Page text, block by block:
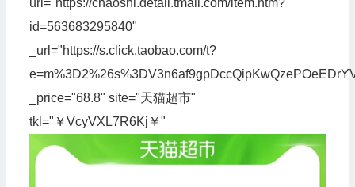
id=563683295840"
_url="https://s.click.taobao.com/t?
_price="68.8" site="天猫超市"
tkl="￥VcyVXL7R6Kj￥"